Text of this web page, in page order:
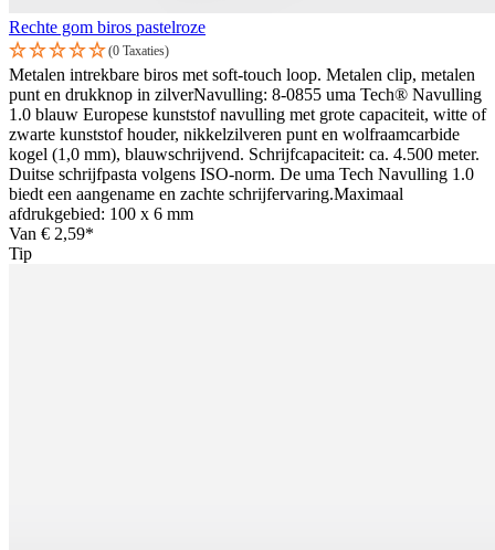
Rechte gom biros pastelroze
(0 Taxaties)
Metalen intrekbare biros met soft-touch loop. Metalen clip, metalen
punt en drukknop in zilverNavulling: 8-0855 uma Tech® Navulling
1.0 blauw Europese kunststof navulling met grote capaciteit, witte of
zwarte kunststof houder, nikkelzilveren punt en wolfraamcarbide
kogel (1,0 mm), blauwschrijvend. Schrijfcapaciteit: ca. 4.500 meter.
Duitse schrijfpasta volgens ISO-norm. De uma Tech Navulling 1.0
biedt een aangename en zachte schrijfervaring.Maximaal
afdrukgebied: 100 x 6 mm
Van € 2,59*
Tip